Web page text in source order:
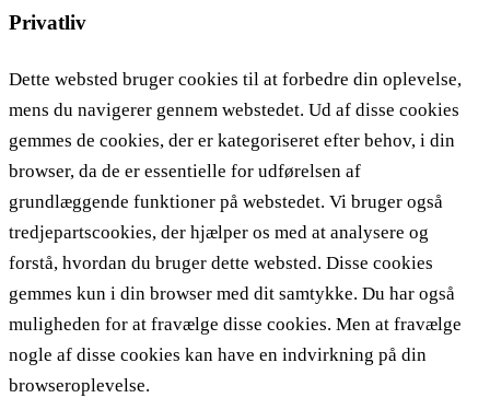
Privatliv
Dette websted bruger cookies til at forbedre din oplevelse,
mens du navigerer gennem webstedet. Ud af disse cookies
gemmes de cookies, der er kategoriseret efter behov, i din
browser, da de er essentielle for udførelsen af ​​
grundlæggende funktioner på webstedet. Vi bruger også
tredjepartscookies, der hjælper os med at analysere og
forstå, hvordan du bruger dette websted. Disse cookies
gemmes kun i din browser med dit samtykke. Du har også
muligheden for at fravælge disse cookies. Men at fravælge
nogle af disse cookies kan have en indvirkning på din
browseroplevelse.